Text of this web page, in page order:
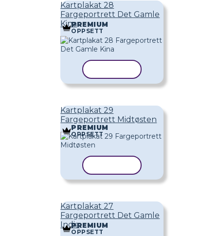
Kartplakat 28
Fargeportrett Det Gamle
KinaPREMIUM
OPPSETT
Kartplakat 29
Fargeportrett Midtøsten
PREMIUM
OPPSETT
Kartplakat 27
Fargeportrett Det Gamle
IndiaPREMIUM
OPPSETT